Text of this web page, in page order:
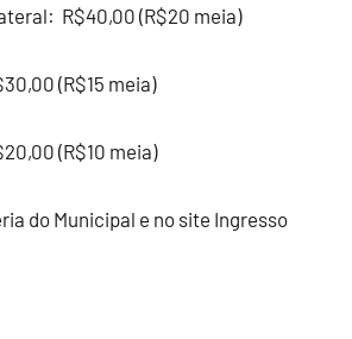
R$40,00 (R$20 meia)
(R$15 meia)
(R$10 meia)
do Municipal e no site Ingresso